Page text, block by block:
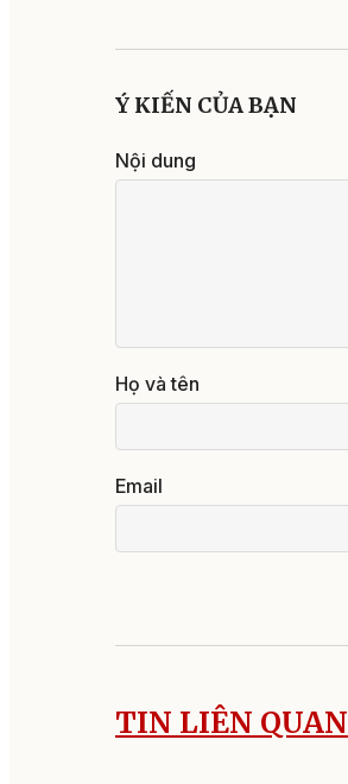
Ý KIẾN CỦA BẠN
Nội dung
Họ và tên
Email
TIN LIÊN QUAN